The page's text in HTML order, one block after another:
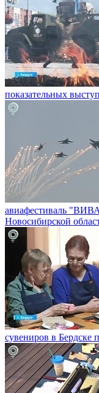
показательных
авиафестиваль
Новосибирской
сувениров в Бердске